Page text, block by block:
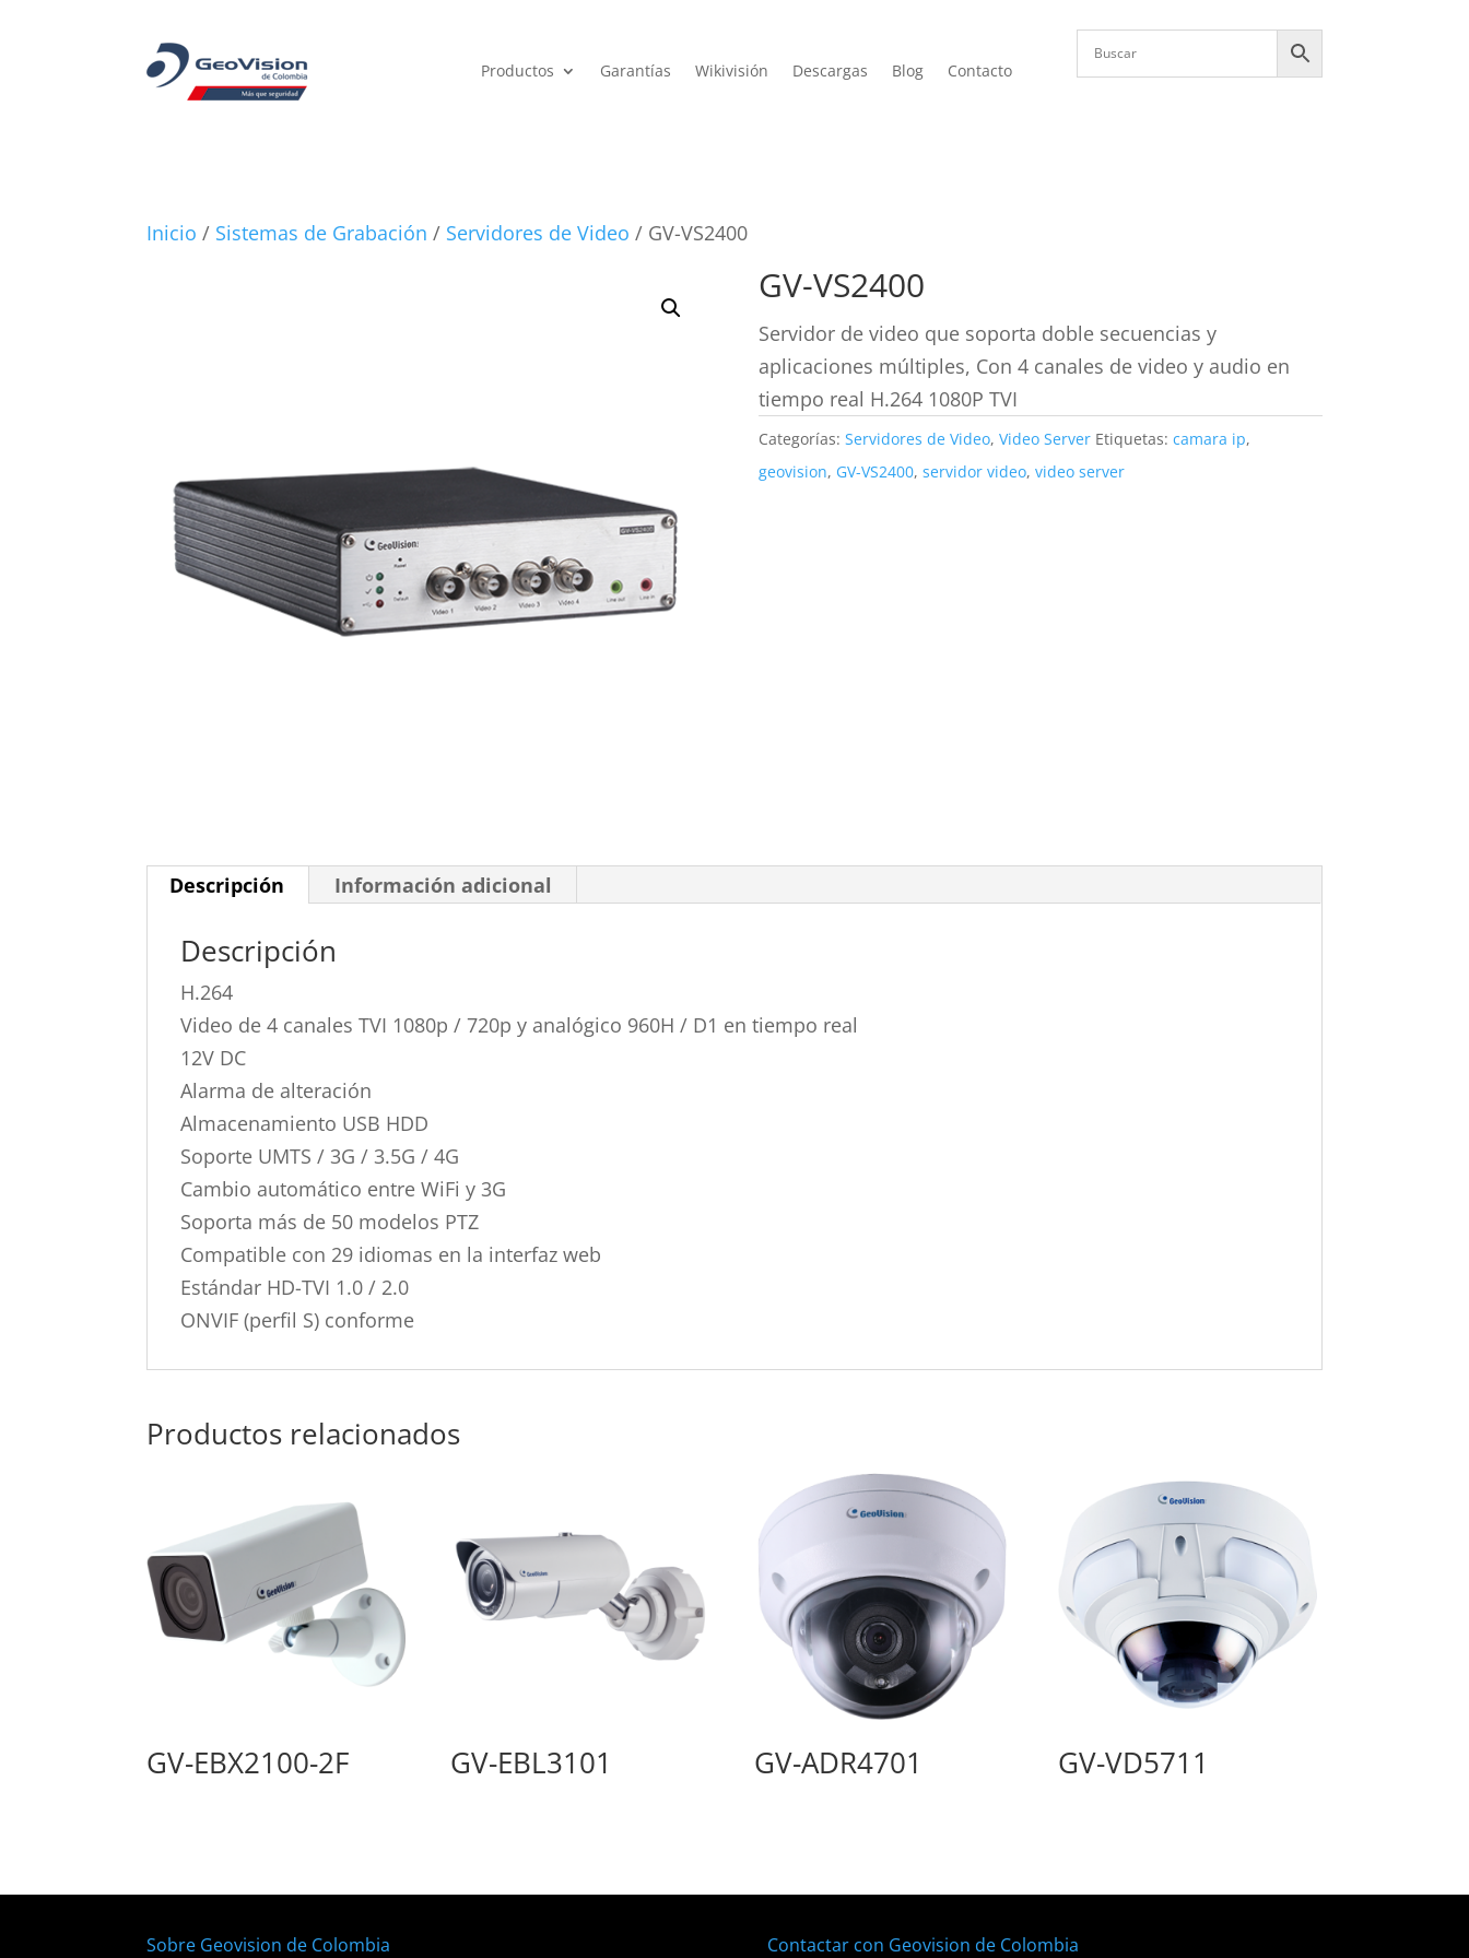
Productos Garantías Wikivisión Descargas Blog Contacto
Inicio / Sistemas de Grabación / Servidores de Video / GV-VS2400
GV-VS2400
Servidor de video que soporta doble secuencias y
aplicaciones múltiples, Con 4 canales de video y audio en
tiempo real H.264 1080P TVI
Categorías: Servidores de Video, Video Server Etiquetas: camara ip,
geovision, GV-VS2400, servidor video, video server
Descripción Información adicional
Descripción
H.264
Video de 4 canales TVI 1080p / 720p y analógico 960H / D1 en tiempo real
12V DC
Alarma de alteración
Almacenamiento USB HDD
Soporte UMTS / 3G / 3.5G / 4G
Cambio automático entre WiFi y 3G
Soporta más de 50 modelos PTZ
Compatible con 29 idiomas en la interfaz web
Estándar HD-TVI 1.0 / 2.0
ONVIF (perfil S) conforme
Productos relacionados
GV-EBX2100-2F GV-EBL3101 GV-ADR4701 GV-VD5711
Sobre Geovision de Colombia Contactar con Geovision de Colombia